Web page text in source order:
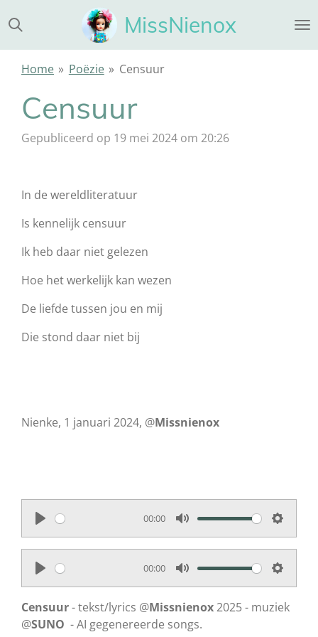
direct
naar
MissNienox
Home » Poëzie » Censuur
Censuur
Gepubliceerd op 19 mei 2024 om 20:26
In de wereldliteratuur
Is kennelijk censuur
Ik heb daar niet gelezen
Hoe het werkelijk kan wezen
De liefde tussen jou en mij
Die stond daar niet bij
Nienke, 1 januari 2024, @Missnienox
P
l
a
y
00:00
M
u
t
e
S
e
t
t
i
P
l
a
00:00
M
u
t
S
e
Censuur- tekst/lyrics @Missnienox2025 - muziek
@SUNO - AI gegenereerde songs.